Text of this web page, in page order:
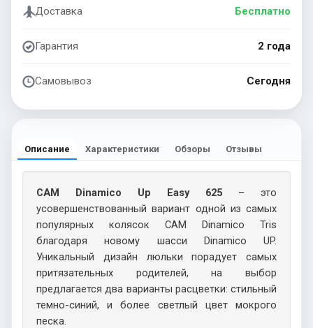
Доставка Бесплатно
Гарантия 2 года
Самовывоз Сегодня
Описание Характеристики Обзоры Отзывы
CAM Dinamico Up Easy 625 – это
усовершенствованный вариант одной из самых
популярных колясок CAM Dinamico Tris
благодаря новому шасси Dinamico UP.
Уникальный дизайн люльки порадует самых
притязательных родителей, на выбор
предлагается два варианты расцветки: стильный
темно-синий, и более светлый цвет мокрого
песка.